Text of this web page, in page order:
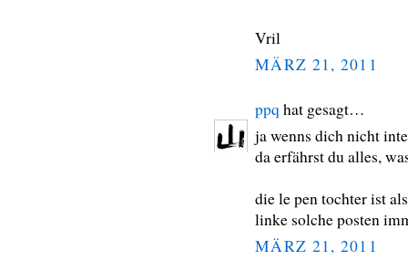
Vril
MÄRZ 21, 2011
ppq hat gesagt…
ja wenns dich nicht
da erfährst du alles,
die le pen tochter ist
linke solche posten
MÄRZ 21, 2011